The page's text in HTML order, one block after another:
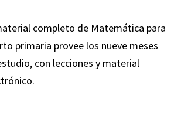
completo de Matemática para
primaria provee los nueve meses
con lecciones y material